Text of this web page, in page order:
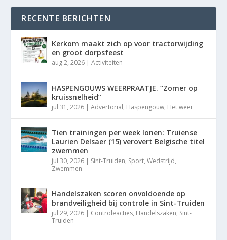
RECENTE BERICHTEN
Kerkom maakt zich op voor tractorwijding
en groot dorpsfeest
aug 2, 2026 |Activiteiten
HASPENGOUWS WEERPRAATJE. “Zomer op
kruissnelheid”
jul 31, 2026 |Advertorial, Haspengouw, Het weer
Tien trainingen per week lonen: Truiense
Laurien Delsaer (15) verovert Belgische titel
zwemmen
jul 30, 2026 | Sint-Truiden, Sport,Wedstrijd,
Zwemmen
Handelszaken scoren onvoldoende op
brandveiligheid bij controle in Sint-Truiden
jul 29, 2026 | Controleacties, Handelszaken, Sint-
Truiden